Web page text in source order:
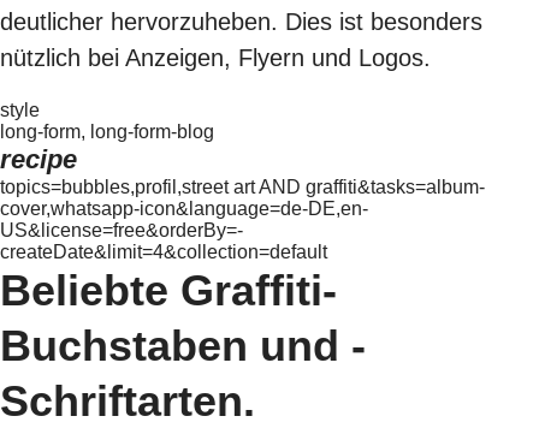
deutlicher hervorzuheben. Dies ist besonders
nützlich bei Anzeigen, Flyern und Logos.
style
long-form, long-form-blog
recipe
topics=bubbles,profil,street art AND graffiti&tasks=album-
cover,whatsapp-icon&language=de-DE,en-
US&license=free&orderBy=-
createDate&limit=4&collection=default
Beliebte Graffiti-
Buchstaben und -
Schriftarten.